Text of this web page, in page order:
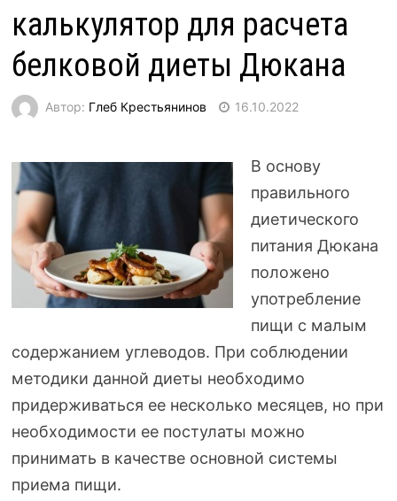
калькулятор для расчета
белковой диеты Дюкана
Автор: Глеб Крестьянинов 16.10.2022
В основу
правильного
диетического
питания Дюкана
положено
употребление
пищи с малым
содержанием углеводов. При соблюдении
методики данной диеты необходимо
придерживаться ее несколько месяцев, но при
необходимости ее постулаты можно
принимать в качестве основной системы
приема пищи.